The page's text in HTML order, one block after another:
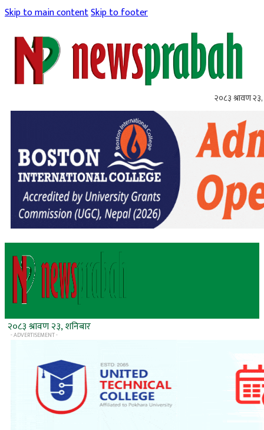
Skip to main contentSkip to footer
२०८३ श्रावण २३,
२०८३ श्रावण २३, शनिबार
- ADVERTISEMENT -